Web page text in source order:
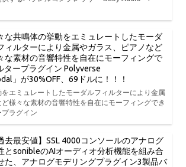
な共鳴体の挙動をエミュレートしたモーダ
ィルターにより金属やガラス、ピアノなど
な素材の音響特性を自在にモーフィングで
タープラグイン Polyverse
」が30%OFF、69ドルに！！！
エミュレートしたモーダルフィルターにより金属
様々な素材の音響特性を自在にモーフィングでき
ラグイン
去最安値】SSL 4000コンソールのアナログ
とsonibleのAIオーディオ分析機能を組み合
た、アナログモデリングプラグイン3製品バ